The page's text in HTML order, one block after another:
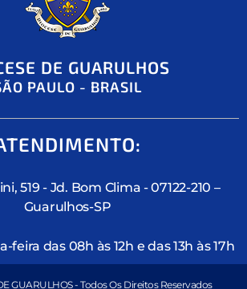
DE GUARULHOS
PAULO - BRASIL
519 - Jd. Bom Clima - 07122-210 –
Guarulhos-SP
feira das 08h às 12h e das 13h às 17h
GUARULHOS - Todos Os Direitos Reservados